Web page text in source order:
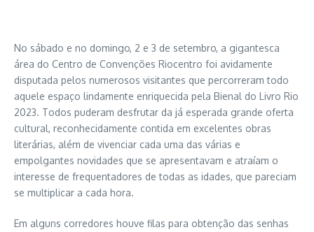
No sábado e no domingo, 2 e 3 de setembro, a gigantesca
área do Centro de Convenções Riocentro foi avidamente
disputada pelos numerosos visitantes que percorreram todo
aquele espaço lindamente enriquecida pela Bienal do Livro Rio
2023. Todos puderam desfrutar da já esperada grande oferta
cultural, reconhecidamente contida em excelentes obras
literárias, além de vivenciar cada uma das várias e
empolgantes novidades que se apresentavam e atraíam o
interesse de frequentadores de todas as idades, que pareciam
se multiplicar a cada hora.
Em alguns corredores houve filas para obtenção das senhas